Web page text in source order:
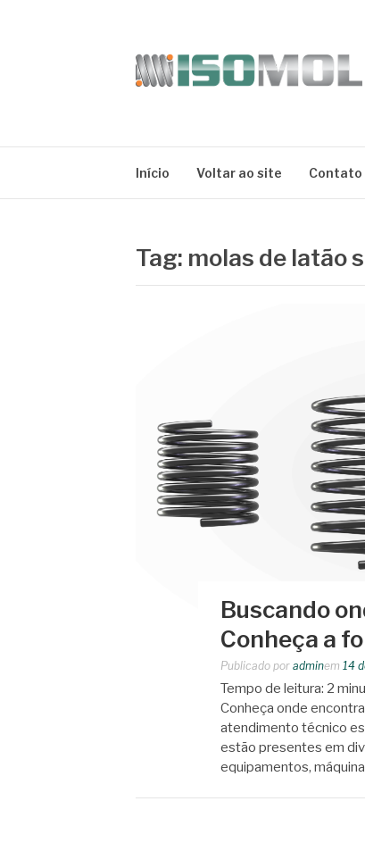
Início Voltar ao site Contato
Tag: molas de latão
Buscando
Conheça a
Publicado por adminem 14
Tempo de leitura: 2
Conheça onde
atendimento técnico
estão presentes em
equipamentos,